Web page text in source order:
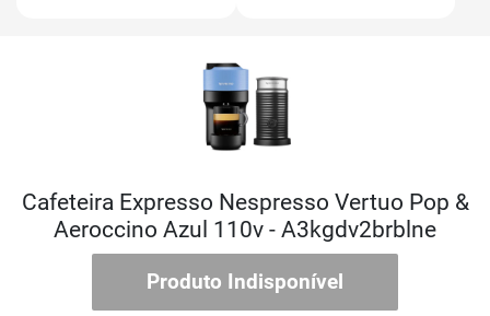
Cafeteira Expresso Nespresso Vertuo Pop &
Aeroccino Azul 110v - A3kgdv2brblne
Produto Indisponível